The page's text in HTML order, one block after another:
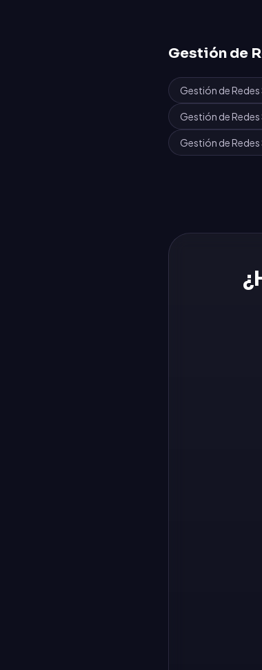
Gestión de
Gestión de Redes
Gestión de Redes
Gestión de Redes